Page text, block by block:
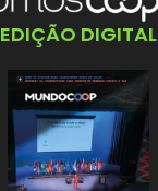
EDIÇÃO DIGITAL